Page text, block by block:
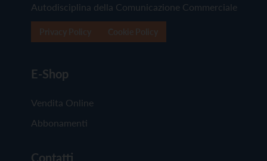
Autodisciplina della Comunicazione Commerciale
E-Shop
Vendita Online
Abbonamenti
Contatti